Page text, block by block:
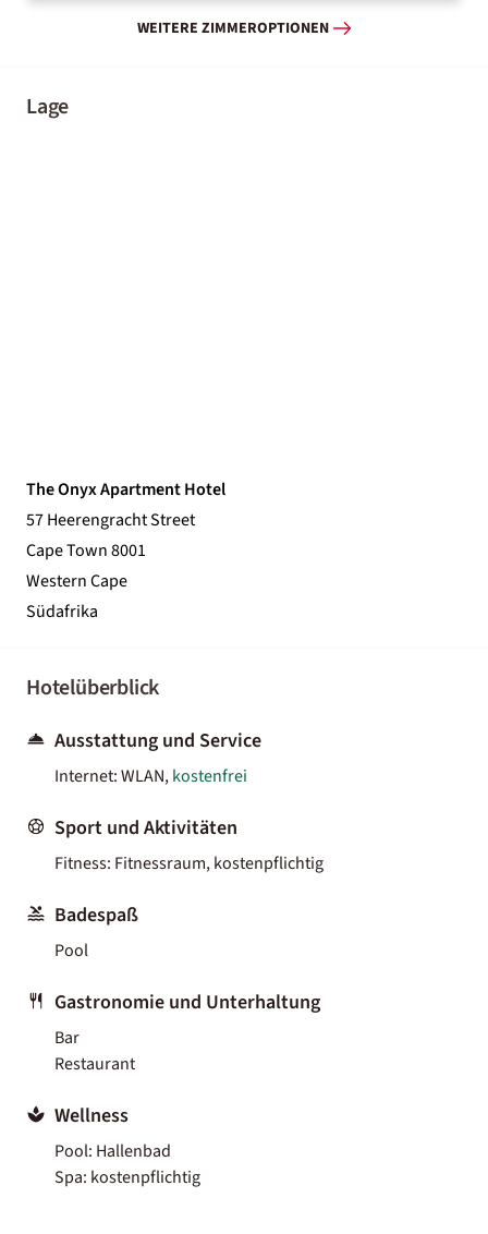
WEITERE ZIMMEROPTIONEN
Lage
The Onyx Apartment Hotel
57 Heerengracht Street
Cape Town 8001
Western Cape
Südafrika
Hotelüberblick
Ausstattung und Service
Internet: WLAN,kostenfrei
Sport und Aktivitäten
Fitness: Fitnessraum, kostenpflichtig
Badespaß
Pool
Gastronomie und Unterhaltung
Bar
Restaurant
Wellness
Pool: Hallenbad
Spa: kostenpflichtig